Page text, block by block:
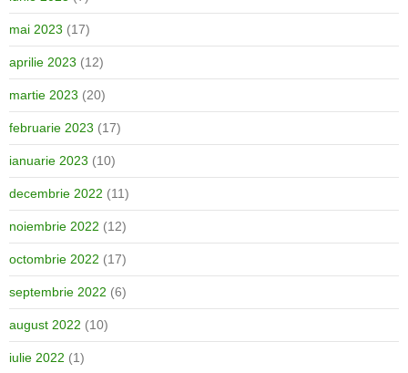
mai 2023 (17)
aprilie 2023 (12)
martie 2023 (20)
februarie 2023 (17)
ianuarie 2023 (10)
decembrie 2022 (11)
noiembrie 2022 (12)
octombrie 2022 (17)
septembrie 2022 (6)
august 2022 (10)
iulie 2022 (1)